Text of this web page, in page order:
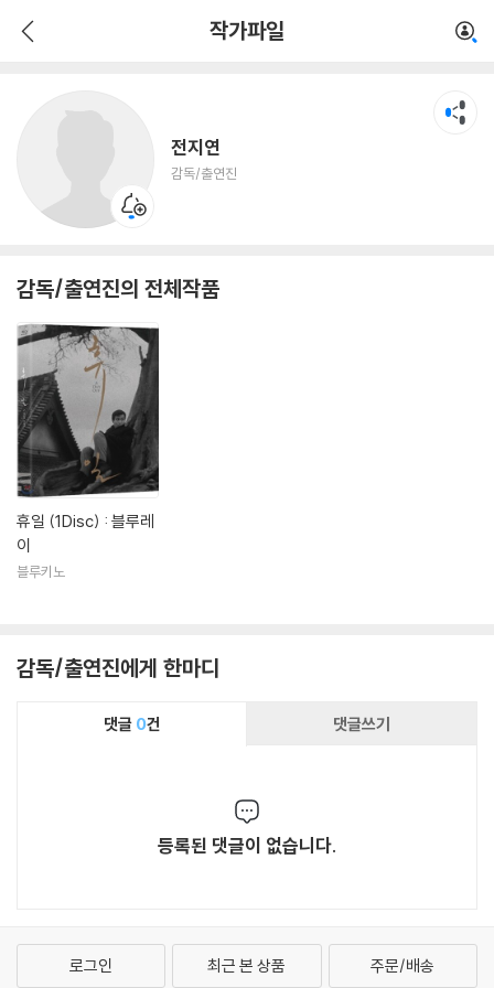
작가파일
전지연
감독/출연진
감독/출연진의 전체작품
휴일 (1Disc) : 블루레
이
블루키노
감독/출연진에게 한마디
댓글 0건 댓글쓰기
등록된 댓글이 없습니다.
로그인 최근 본 상품 주문/배송